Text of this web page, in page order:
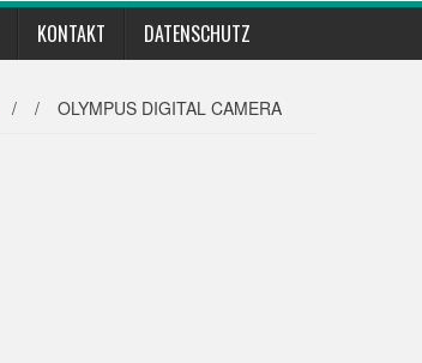
KONTAKT DATENSCHUTZ
/ / OLYMPUS DIGITAL CAMERA